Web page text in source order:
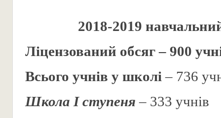
2018-2019
Ліцензований обсяг – 900
Всього учнів у школі – 736
Школа І ступеня – 333 учнів